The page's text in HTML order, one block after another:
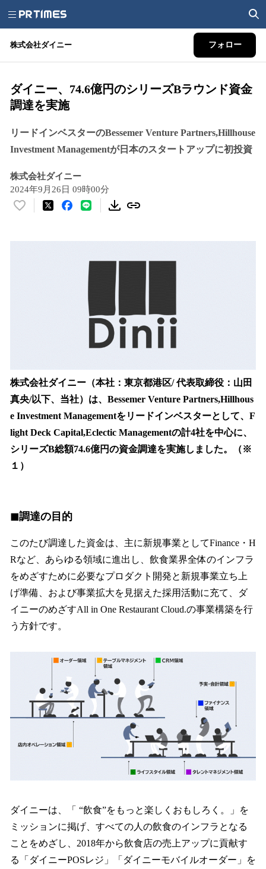
株式会社ダイニー フォロー
ダイニー、74.6億円のシリーズBラウンド資金
調達を実施
リードインベスターのBessemer Venture Partners,Hillhouse
Investment Managementが日本のスタートアップに初投資
株式会社ダイニー
2024年9月26日 09時00分
い
株式会社ダイニー（本社：東京都港区/ 代表取締役：山田
真央/以下、当社）は、Bessemer Venture Partners,Hillhous
e Investment Managementをリードインベスターとして、F
light Deck Capital,Eclectic Managementの計4社を中心に、
シリーズB総額74.6億円の資金調達を実施しました。（※
１）
◼︎調達の目的
このたび調達した資金は、主に新規事業としてFinance・H
Rなど、あらゆる領域に進出し、飲食業界全体のインフラ
をめざすために必要なプロダクト開発と新規事業立ち上
げ準備、および事業拡大を見据えた採用活動に充て、ダ
イニーのめざすAll in One Restaurant Cloud.の事業構築を行
う方針です。
ダイニーは、「 “飲食”をもっと楽しくおもしろく。」を
ミッションに掲げ、すべての人の飲食のインフラとなる
ことをめざし、2018年から飲食店の売上アップに貢献す
る「ダイニーPOSレジ」「ダイニーモバイルオーダー」を